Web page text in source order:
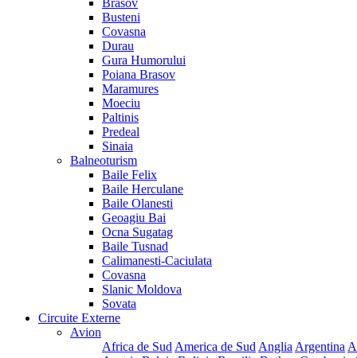
Brasov
Busteni
Covasna
Durau
Gura Humorului
Poiana Brasov
Maramures
Moeciu
Paltinis
Predeal
Sinaia
Balneoturism
Baile Felix
Baile Herculane
Baile Olanesti
Geoagiu Bai
Ocna Sugatag
Baile Tusnad
Calimanesti-Caciulata
Covasna
Slanic Moldova
Sovata
Circuite Externe
Avion
Africa de Sud America de Sud Anglia Argentina